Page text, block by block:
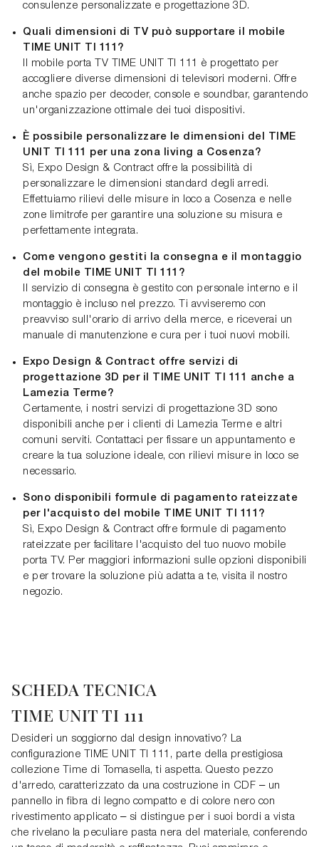
consulenze personalizzate e progettazione 3D.
Quali dimensioni di TV può supportare il mobile
TIME UNIT TI 111?
Il mobile porta TV TIME UNIT TI 111 è progettato per
accogliere diverse dimensioni di televisori moderni. Offre
anche spazio per decoder, console e soundbar, garantendo
un'organizzazione ottimale dei tuoi dispositivi.
È possibile personalizzare le dimensioni del TIME
UNIT TI 111 per una zona living a Cosenza?
Sì, Expo Design & Contract offre la possibilità di
personalizzare le dimensioni standard degli arredi.
Effettuiamo rilievi delle misure in loco a Cosenza e nelle
zone limitrofe per garantire una soluzione su misura e
perfettamente integrata.
Come vengono gestiti la consegna e il montaggio
del mobile TIME UNIT TI 111?
Il servizio di consegna è gestito con personale interno e il
montaggio è incluso nel prezzo. Ti avviseremo con
preavviso sull'orario di arrivo della merce, e riceverai un
manuale di manutenzione e cura per i tuoi nuovi mobili.
Expo Design & Contract offre servizi di
progettazione 3D per il TIME UNIT TI 111 anche a
Lamezia Terme?
Certamente, i nostri servizi di progettazione 3D sono
disponibili anche per i clienti di Lamezia Terme e altri
comuni serviti. Contattaci per fissare un appuntamento e
creare la tua soluzione ideale, con rilievi misure in loco se
necessario.
Sono disponibili formule di pagamento rateizzate
per l'acquisto del mobile TIME UNIT TI 111?
Sì, Expo Design & Contract offre formule di pagamento
rateizzate per facilitare l'acquisto del tuo nuovo mobile
porta TV. Per maggiori informazioni sulle opzioni disponibili
e per trovare la soluzione più adatta a te, visita il nostro
negozio.
SCHEDA TECNICA
TIME UNIT TI 111
Desideri un soggiorno dal design innovativo? La
configurazione TIME UNIT TI 111, parte della prestigiosa
collezione Time di Tomasella, ti aspetta. Questo pezzo
d'arredo, caratterizzato da una costruzione in CDF – un
pannello in fibra di legno compatto e di colore nero con
rivestimento applicato – si distingue per i suoi bordi a vista
che rivelano la peculiare pasta nera del materiale, conferendo